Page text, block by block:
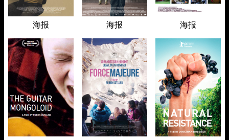
海报 海报 海报